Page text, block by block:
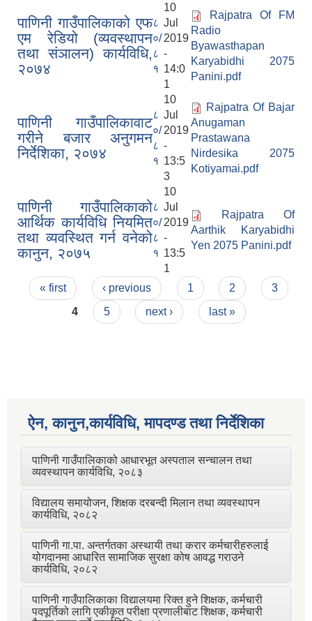
पाणिनी गाउँपालिकाको एफ
एम रेडियो (व्यवस्थापन
तथा संञालन) कार्यविधि,
२०७४
८
०/
८
१
10
Jul
2019
-
14:0
1
Rajpatra Of FM
Radio
Byawasthapan
Karyabidhi 2075
Panini.pdf
पाणिनी गाउँपालिकावाट
गरीने बजार अनुगमन
निर्देशिका, २०७४
८
०/
८
१
10
Jul
2019
-
13:5
3
Rajpatra Of Bajar
Anugaman
Prastawana
Nirdesika 2075
Kotiyamai.pdf
पाणिनी गाउँपालिकाको
आर्थिक कार्यविधि नियमित
तथा व्यवस्थित गर्न वनेको
कानुन, २०७५
८
०/
८
१
10
Jul
2019
-
13:5
1
Rajpatra Of
Aarthik Karyabidhi
Yen 2075 Panini.pdf
Pages
« first ‹ previous 1 2
3
4
5 next › last »
ऐन, कानुन,कार्यविधि, मापदण्ड तथा निर्देशिका
पाणिनी गाउँपालिकाको आधारभूत अस्पताल सन्चालन तथा
व्यवस्थापन कार्यविधि, २०८३
विद्यालय समायोजन, शिक्षक दरबन्दी मिलान तथा व्यवस्थापन
कार्यविधि, २०८२
पाणिनी गा.पा. अन्तर्गतका अस्थायी तथा करार कर्मचारीहरुलाई
योगदानमा आधारित सामाजिक सुरक्षा कोष आवद्ध गराउने
कार्यविधि, २०८२
पाणिनी गाउँपालिकाका विद्यालयमा रिक्त हुने शिक्षक, कर्मचारी
पदपूर्तिको लागि एकीकृत परीक्षा प्रणालीबाट शिक्षक, कर्मचारी